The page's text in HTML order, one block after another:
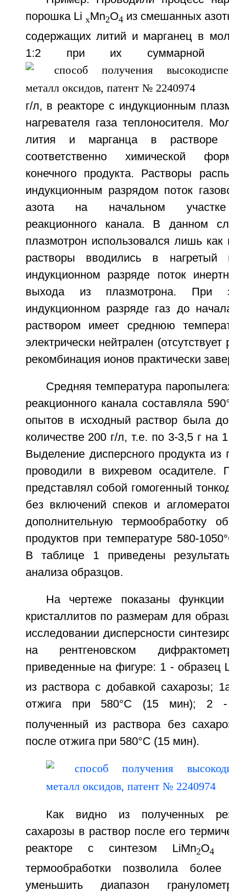
порошка Li xMn2O4 из смешанных
содержащих литий и марганец в
1:2 при их суммарной
г/л, в реакторе с индукционным
нагревателя газа теплоносителя.
лития и марганца в растворе
соответственно химической
конечного продукта. Растворы
индукционным разрядом поток
азота на начальном участке
реакционного канала. В данном
плазмотрон использовался лишь как
растворы вводились в нагретый
индукционном разряде поток
выхода из плазмотрона. При
индукционном разряде газ до
раствором имеет среднюю
электрически нейтрален
рекомбинация ионов практически
Средняя температура
реакционного канала составляла
опытов в исходный раствор была
количестве 200 г/л, т.е. по 3-3,5 г на
Выделение дисперсного продукта из
проводили в вихревом осадителе.
представлял собой гомогенный
без включений спеков и
дополнительную термообработку
продуктов при температуре 580-
В таблице 1 приведены
анализа образцов.
На чертеже показаны функции
кристаллитов по размерам для
исследовании дисперсности
на рентгеновском
приведенные на фигуре: 1 - образец
из раствора с добавкой сахарозы;
отжига при 580°С (15 мин); 2 -
полученный из раствора без
после отжига при 580°С (15 мин).
Как видно из полученных
сахарозы в раствор после его
реакторе с синтезом LiMn2O4
термообработки позволила
уменьшить диапазон